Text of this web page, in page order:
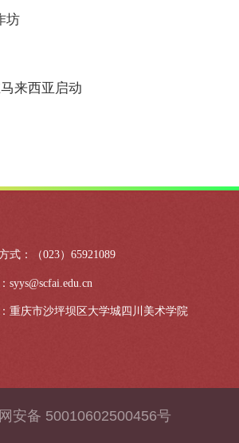
坊
来西亚启动
式：（023）65921089
syys@scfai.edu.cn
重庆市沙坪坝区大学城四川美术学院
安备 50010602500456号